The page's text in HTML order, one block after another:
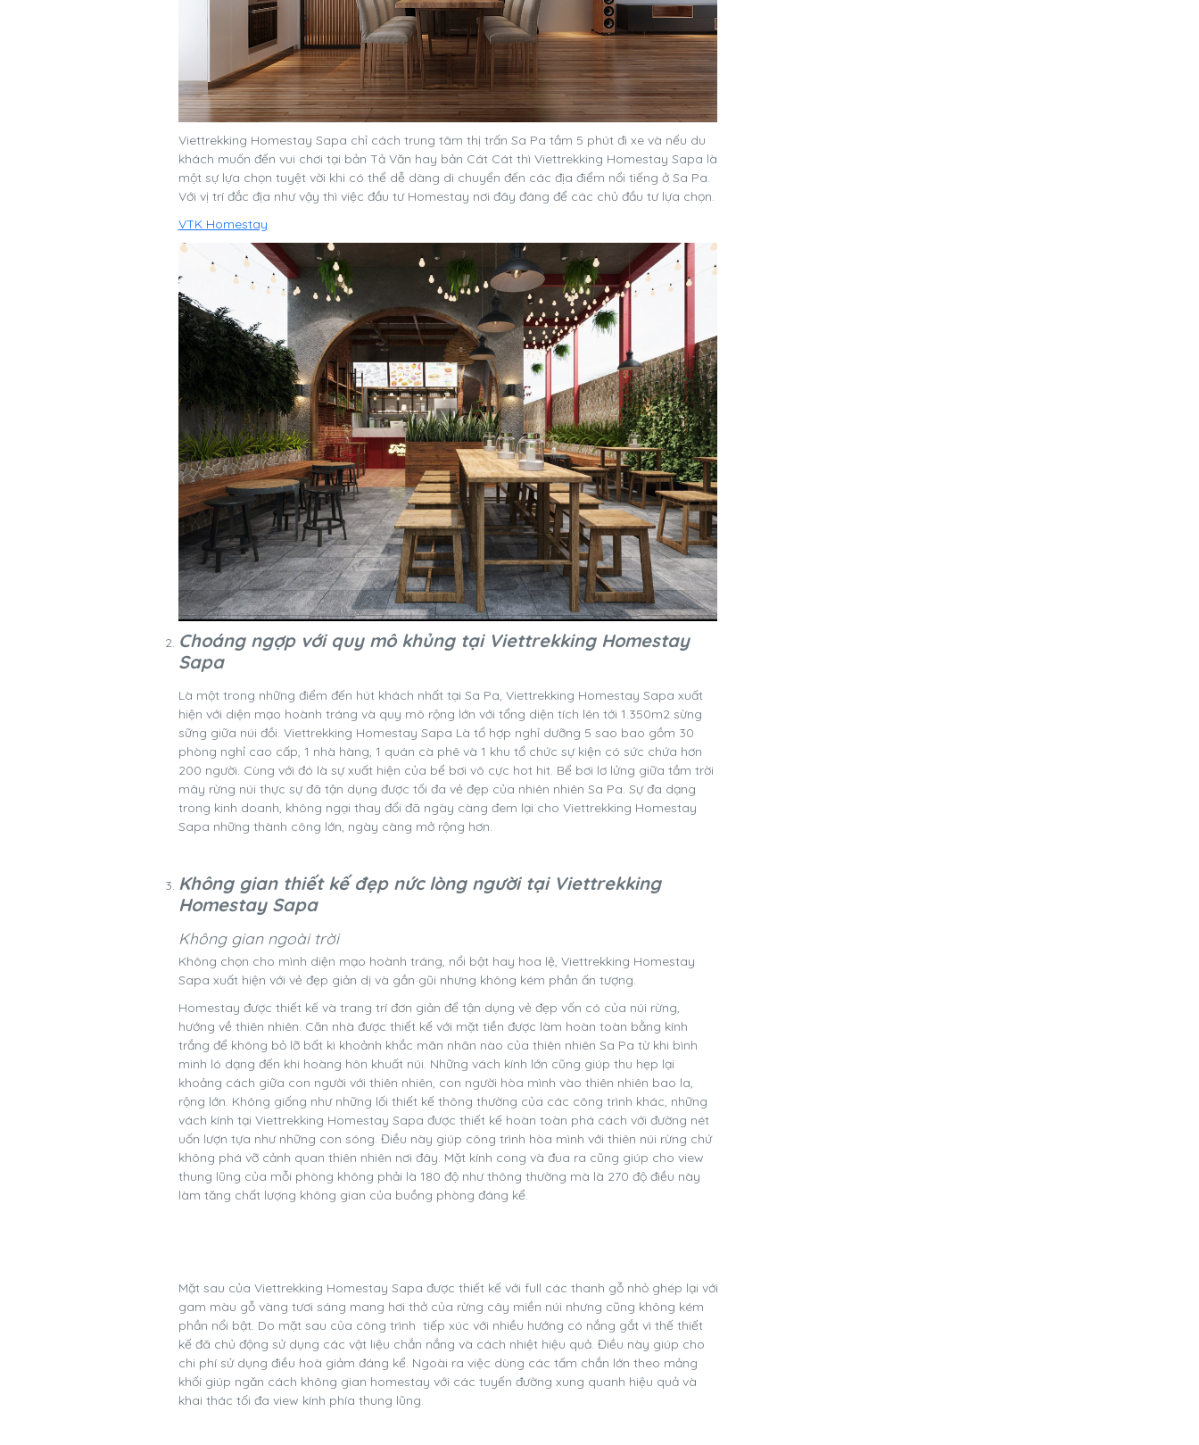
Viettrekking Homestay Sapa chỉ cách trung tâm thị trấn Sa Pa tầm 5 phút đi xe và nếu du
khách muốn đến vui chơi tại bản Tả Văn hay bản Cát Cát thì Viettrekking Homestay Sapa là
một sự lựa chọn tuyệt vời khi có thể dễ dàng di chuyển đến các địa điểm nổi tiếng ở Sa Pa.
Với vị trí đắc địa như vậy thì việc đầu tư Homestay nơi đây đáng để các chủ đầu tư lựa chọn.
VTK Homestay
Choáng ngợp với quy mô khủng tại Viettrekking Homestay
Sapa
Là một trong những điểm đến hút khách nhất tại Sa Pa, Viettrekking Homestay Sapa xuất
hiện với diện mạo hoành tráng và quy mô rộng lớn với tổng diện tích lên tới 1.350m2 sừng
sững giữa núi đồi. Viettrekking Homestay Sapa Là tổ hợp nghỉ dưỡng 5 sao bao gồm 30
phòng nghỉ cao cấp, 1 nhà hàng, 1 quán cà phê và 1 khu tổ chức sự kiện có sức chứa hơn
200 người. Cùng với đó là sự xuất hiện của bể bơi vô cực hot hit. Bể bơi lơ lửng giữa tầm trời
mây rừng núi thực sự đã tận dụng được tối đa vẻ đẹp của nhiên nhiên Sa Pa. Sự đa dạng
trong kinh doanh, không ngại thay đổi đã ngày càng đem lại cho Viettrekking Homestay
Sapa những thành công lớn, ngày càng mở rộng hơn.
Không gian thiết kế đẹp nức lòng người tại Viettrekking
Homestay Sapa
Không gian ngoài trời
Không chọn cho mình diện mạo hoành tráng, nổi bật hay hoa lệ, Viettrekking Homestay
Sapa xuất hiện với vẻ đẹp giản dị và gần gũi nhưng không kém phần ấn tượng.
Homestay được thiết kế và trang trí đơn giản để tận dụng vẻ đẹp vốn có của núi rừng,
hướng về thiên nhiên. Căn nhà được thiết kế với mặt tiền được làm hoàn toàn bằng kính
trắng để không bỏ lỡ bất kì khoảnh khắc mãn nhãn nào của thiên nhiên Sa Pa từ khi bình
minh ló dạng đến khi hoàng hôn khuất núi. Những vách kính lớn cũng giúp thu hẹp lại
khoảng cách giữa con người với thiên nhiên, con người hòa mình vào thiên nhiên bao la,
rộng lớn. Không giống như những lối thiết kế thông thường của các công trình khác, những
vách kính tại Viettrekking Homestay Sapa được thiết kế hoàn toàn phá cách với đường nét
uốn lượn tựa như những con sóng. Điều này giúp công trình hòa mình với thiên núi rừng chứ
không phá vỡ cảnh quan thiên nhiên nơi đây. Mặt kính cong và đua ra cũng giúp cho view
thung lũng của mỗi phòng không phải là 180 độ như thông thường mà là 270 độ điều này
làm tăng chất lượng không gian của buồng phòng đáng kể.
Mặt sau của Viettrekking Homestay Sapa được thiết kế với full các thanh gỗ nhỏ ghép lại với
gam màu gỗ vàng tươi sáng mang hơi thở của rừng cây miền núi nhưng cũng không kém
phần nổi bật. Do mặt sau của công trình tiếp xúc với nhiều hướng có nắng gắt vì thế thiết
kế đã chủ động sử dụng các vật liệu chắn nắng và cách nhiệt hiệu quả. Điều này giúp cho
chi phí sử dụng điều hoà giảm đáng kể. Ngoài ra việc dùng các tấm chắn lớn theo mảng
khối giúp ngăn cách không gian homestay với các tuyến đường xung quanh hiệu quả và
khai thác tối đa view kính phía thung lũng.